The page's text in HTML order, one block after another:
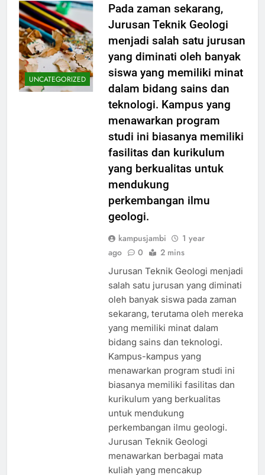
UNCATEGORIZED
Pada zaman sekarang,
Jurusan Teknik Geologi
menjadi salah satu jurusan
yang diminati oleh banyak
siswa yang memiliki minat
dalam bidang sains dan
teknologi. Kampus yang
menawarkan program
studi ini biasanya memiliki
fasilitas dan kurikulum
yang berkualitas untuk
mendukung
perkembangan ilmu
geologi.
kampusjambi
1 year
ago
0 2 mins
Jurusan Teknik Geologi menjadi
salah satu jurusan yang diminati
oleh banyak siswa pada zaman
sekarang, terutama oleh mereka
yang memiliki minat dalam
bidang sains dan teknologi.
Kampus-kampus yang
menawarkan program studi ini
biasanya memiliki fasilitas dan
kurikulum yang berkualitas
untuk mendukung
perkembangan ilmu geologi.
Jurusan Teknik Geologi
menawarkan berbagai mata
kuliah yang mencakup